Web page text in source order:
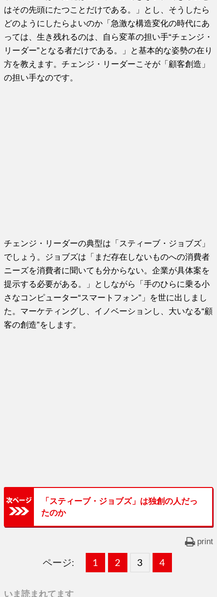
はその先頭にたつことだけである。」とし、そうしたら
どのようにしたらよいのか「急激な構造変化の時代にあ
っては、生き残れるのは、自ら変革の担い手“チェンジ・
リーダー”となる者だけである。」と基本的な姿勢の在り
方を教えます。チェンジ・リーダーこそが「顧客創造」
の担い手なのです。
チェンジ・リーダーの典型は「スティーブ・ジョブズ」
でしょう。ジョブズは「まだ存在しないものへの消費者
ニーズを消費者に聞いても分からない。企業が具体案を
提示する必要がある。」としながら「手のひらに乗る小
さなコンピューター“スマートフォン”」を世に出しまし
た。マーケティングし、イノベーションし、大いなる“顧
客の創造”をします。
「スティーブ・ジョブズ」は独創の人だっ
たのか
print
ページ:
固
1 ,
固
2 ,
固
3 ,
固
4
いま読まれてます